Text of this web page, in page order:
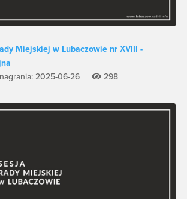
Miejskiej w Lubaczowie nr XVIII -
2025-06-26
298